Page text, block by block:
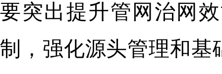
要突出提升管网治网
制，强化源头管理和基